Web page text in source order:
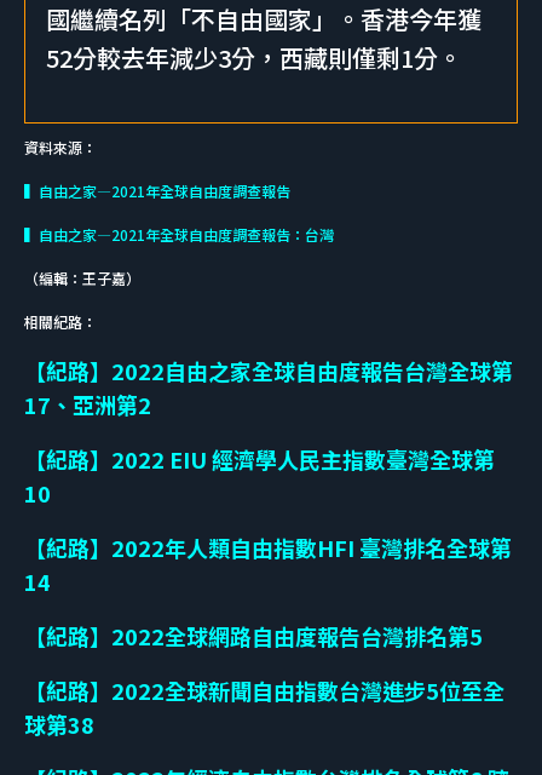
國繼續名列「不自由國家」。香港今年獲
52分較去年減少3分，西藏則僅剩1分。
資料來源：
▍自由之家—2021年全球自由度調查報告
▍自由之家—2021年全球自由度調查報告：台灣
（編輯：王子嘉）
相關紀路：
【紀路】2022自由之家全球自由度報告台灣全球第
17、亞洲第2
【紀路】2022 EIU 經濟學人民主指數臺灣全球第
10
【紀路】 2022年人類自由指數HFI 臺灣排名全球第
14
【紀路】2022全球網路自由度報告台灣排名第5
【紀路】 2022全球新聞自由指數台灣進步5位至全
球第38